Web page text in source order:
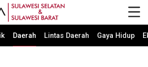
Daerah Lintas Daerah Gaya Hidup